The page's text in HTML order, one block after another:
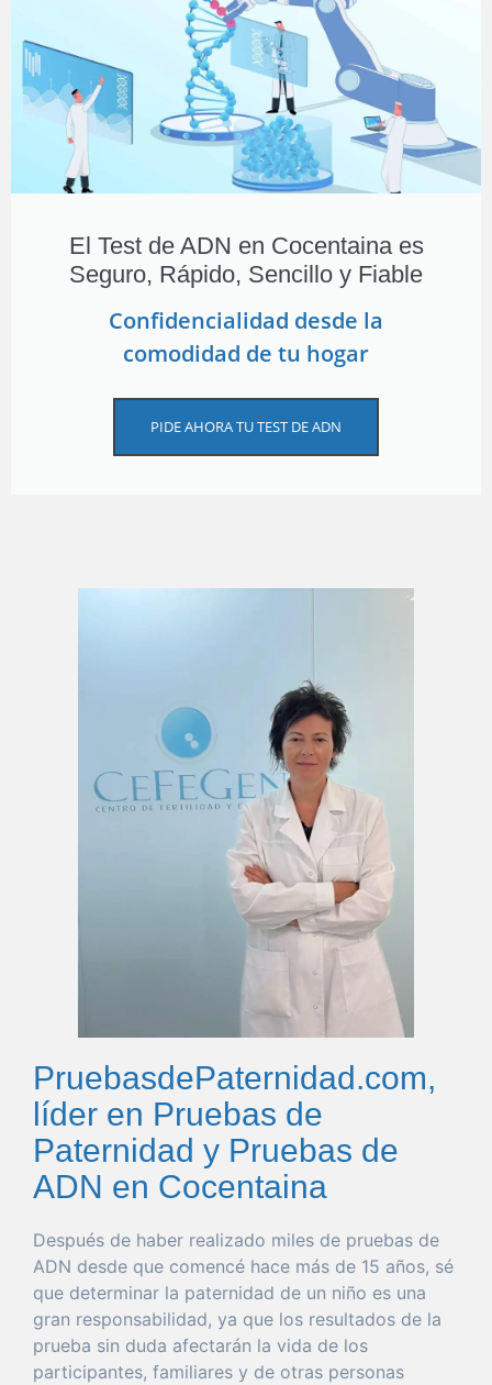
El Test de ADN en Cocentaina es
Seguro, Rápido, Sencillo y Fiable
Confidencialidad desde la
comodidad de tu hogar
PIDE AHORA TU TEST DE ADN
PruebasdePaternidad.com,
líder en Pruebas de
Paternidad y Pruebas de
ADN en Cocentaina
Después de haber realizado miles de pruebas de
ADN desde que comencé hace más de 15 años, sé
que determinar la paternidad de un niño es una
gran responsabilidad, ya que los resultados de la
prueba sin duda afectarán la vida de los
participantes, familiares y de otras personas